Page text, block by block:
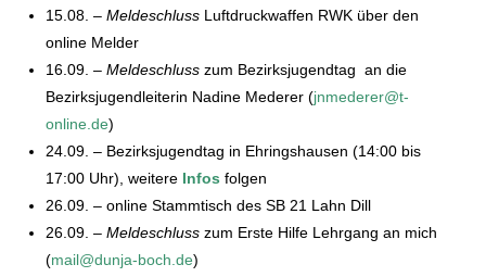
15.08. –Meldeschluss Luftdruckwaffen RWK über den
online Melder
16.09. –Meldeschluss zum Bezirksjugendtag an die
Bezirksjugendleiterin Nadine Mederer (jnmederer@t-
online.de)
24.09. – Bezirksjugendtag in Ehringshausen (14:00 bis
17:00 Uhr), weitere Infos folgen
26.09. – online Stammtisch des SB 21 Lahn Dill
26.09. –Meldeschluss zum Erste Hilfe Lehrgang an mich
(mail@dunja-boch.de)